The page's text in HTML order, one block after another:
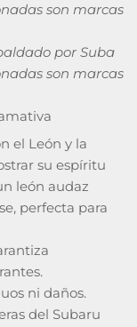
son marcas
por Suba
son marcas
el León y la
su espíritu
león audaz
perfecta para
ni daños.
del Subaru